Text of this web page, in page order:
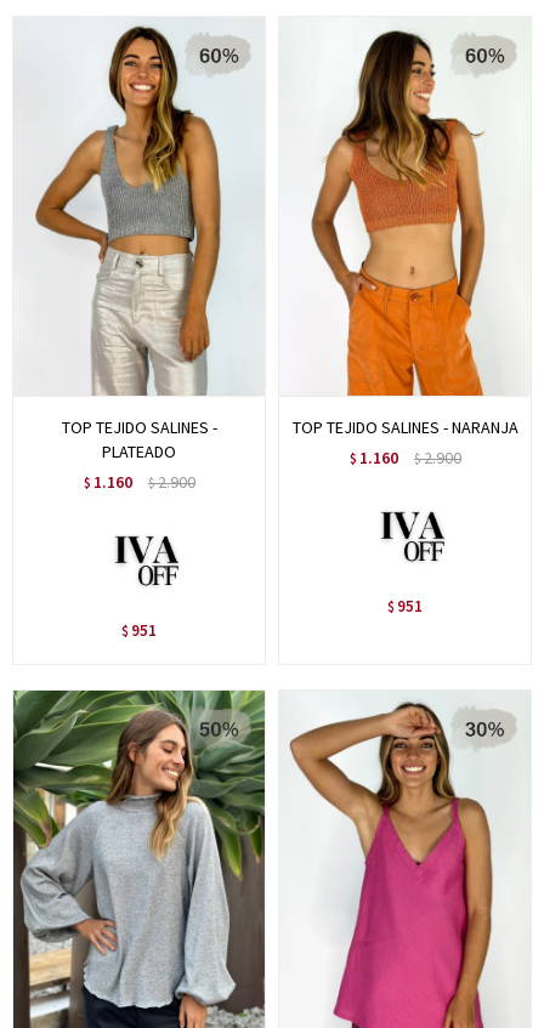
TOP TEJIDO SALINES -
PLATEADO
$ 1.160 $2.900
$ 951
TOP TEJIDO SALINES - NARANJA
$ 1.160 $2.900
$ 951